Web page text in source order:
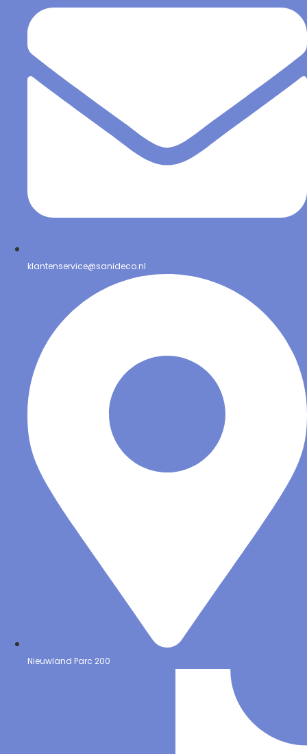
klantenservice@sanideco.nl
Nieuwland Parc 200